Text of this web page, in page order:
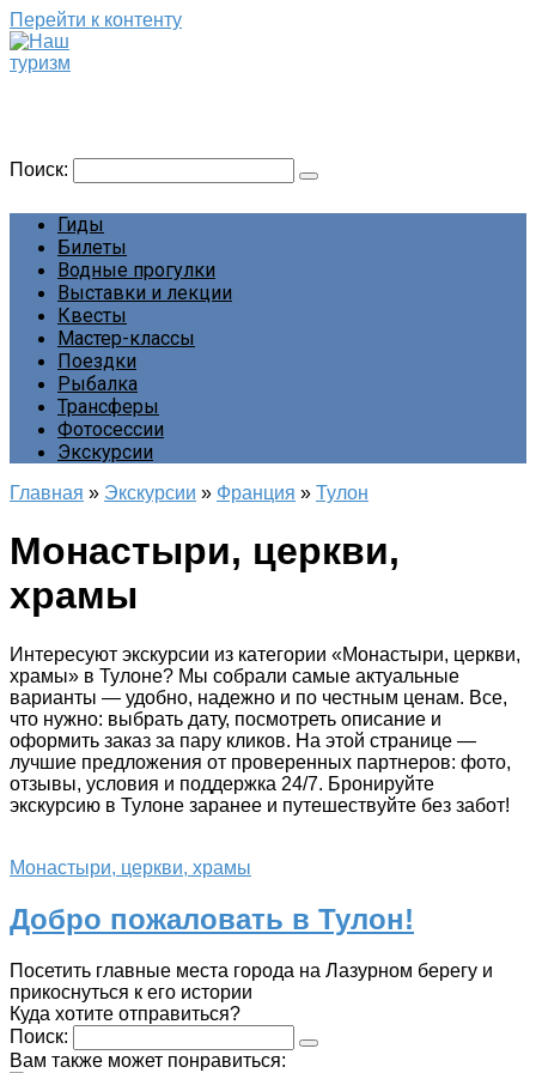
Перейти к контенту
Поиск:
Гиды
Билеты
Водные прогулки
Выставки и лекции
Квесты
Мастер-классы
Поездки
Рыбалка
Трансферы
Фотосессии
Экскурсии
Главная » Экскурсии » Франция » Тулон
Монастыри, церкви,
храмы
Интересуют экскурсии из категории «Монастыри, церкви,
храмы» в Тулоне? Мы собрали самые актуальные
варианты — удобно, надежно и по честным ценам. Все,
что нужно: выбрать дату, посмотреть описание и
оформить заказ за пару кликов. На этой странице —
лучшие предложения от проверенных партнеров: фото,
отзывы, условия и поддержка 24/7. Бронируйте
экскурсию в Тулоне заранее и путешествуйте без забот!
Монастыри, церкви, храмы
Добро пожаловать в Тулон!
Посетить главные места города на Лазурном берегу и
прикоснуться к его истории
Куда хотите отправиться?
Поиск:
Вам также может понравиться: